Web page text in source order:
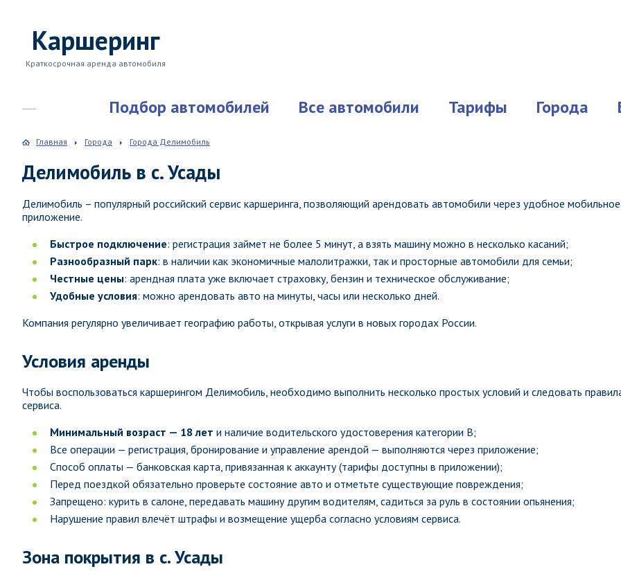
Каршеринг
Краткосрочная аренда автомобиля
Подбор автомобилей Все автомобили Тарифы Города
Главная Города Города Делимобиль
Делимобиль в с. Усады
Делимобиль – популярный российский сервис каршеринга, позволяющий арендовать автомобили через удобное мобильное
приложение.
Быстрое подключение: регистрация займет не более 5 минут, а взять машину можно в несколько касаний;
Разнообразный парк: в наличии как экономичные малолитражки, так и просторные автомобили для семьи;
Честные цены: арендная плата уже включает страховку, бензин и техническое обслуживание;
Удобные условия: можно арендовать авто на минуты, часы или несколько дней.
Компания регулярно увеличивает географию работы, открывая услуги в новых городах России.
Условия аренды
Чтобы воспользоваться каршерингом Делимобиль, необходимо выполнить несколько простых условий и следовать
сервиса.
Минимальный возраст — 18 лет и наличие водительского удостоверения категории B;
Все операции — регистрация, бронирование и управление арендой — выполняются через приложение;
Способ оплаты — банковская карта, привязанная к аккаунту (тарифы доступны в приложении);
Перед поездкой обязательно проверьте состояние авто и отметьте существующие повреждения;
Запрещено: курить в салоне, передавать машину другим водителям, садиться за руль в состоянии опьянения;
Нарушение правил влечёт штрафы и возмещение ущерба согласно условиям сервиса.
Зона покрытия в с. Усады